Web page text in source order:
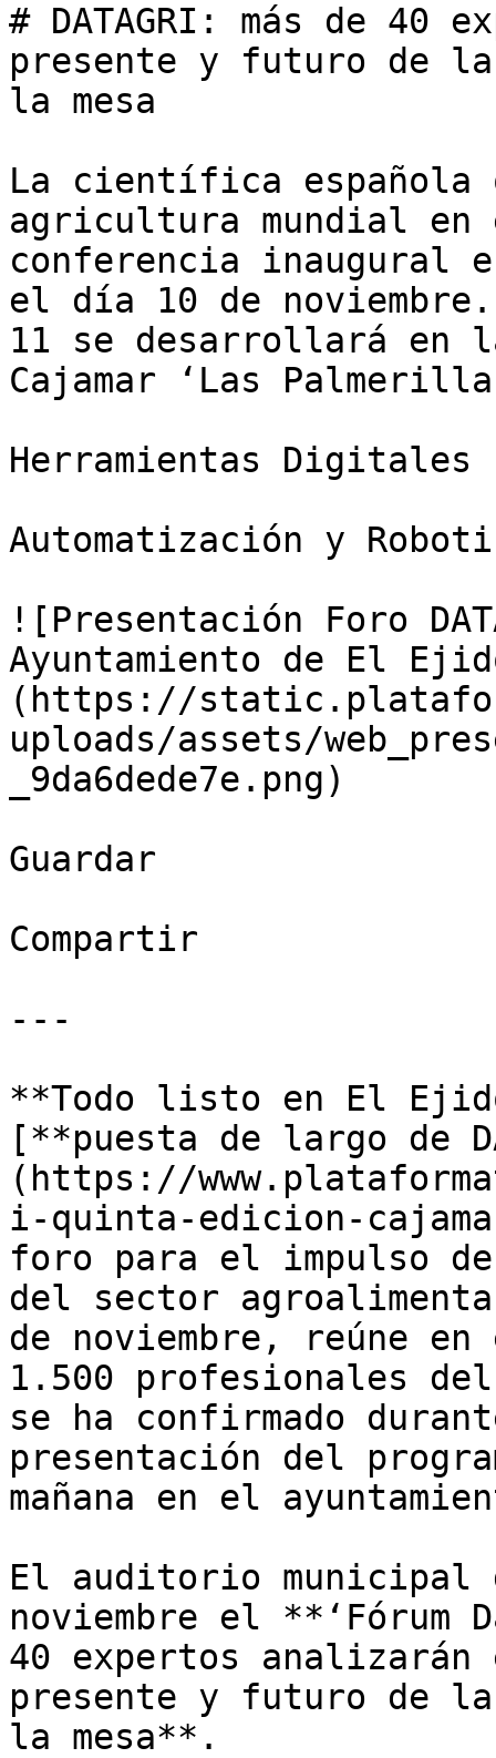
# DATAGRI: más de 40
presente y futuro de
la mesa
La científica
agricultura mundial
conferencia inaugural
el día 10 de
11 se desarrollará en
Cajamar ‘Las
Herramientas Digitales
Automatización y
![Presentación Foro
Ayuntamiento de El
(https://
uploads/assets/
_9da6dede7e.png)
Guardar
Compartir
---
**Todo listo en El
[**puesta de largo de
(https://
i-quinta-edicion-
foro para el impulso
del sector
de noviembre, reúne
1.500 profesionales
se ha confirmado
presentación del
mañana en el
El auditorio municipal
noviembre el **‘Fórum
40 expertos analizarán
presente y futuro de
la mesa**.